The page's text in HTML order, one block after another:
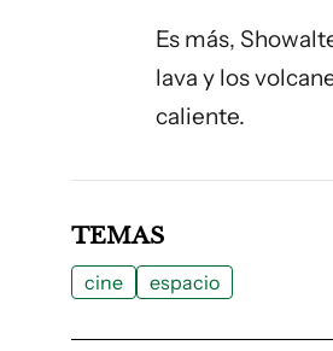
Es más,
lava y los
caliente.
TEMAS
cine espacio